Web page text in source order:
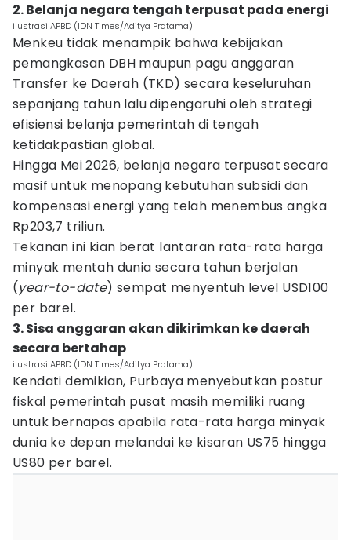
2. Belanja negara tengah terpusat pada energi
ilustrasi APBD (IDN Times/Aditya Pratama)
Menkeu tidak menampik bahwa kebijakan
pemangkasan DBH maupun pagu anggaran
Transfer ke Daerah (TKD) secara keseluruhan
sepanjang tahun lalu dipengaruhi oleh strategi
efisiensi belanja pemerintah di tengah
ketidakpastian global.
Hingga Mei 2026, belanja negara terpusat secara
masif untuk menopang kebutuhan subsidi dan
kompensasi energi yang telah menembus angka
Rp203,7 triliun.
Tekanan ini kian berat lantaran rata-rata harga
minyak mentah dunia secara tahun berjalan
(year-to-date) sempat menyentuh level USD100
per barel.
3. Sisa anggaran akan dikirimkan ke daerah
secara bertahap
ilustrasi APBD (IDN Times/Aditya Pratama)
Kendati demikian, Purbaya menyebutkan postur
fiskal pemerintah pusat masih memiliki ruang
untuk bernapas apabila rata-rata harga minyak
dunia ke depan melandai ke kisaran US75 hingga
US80 per barel.